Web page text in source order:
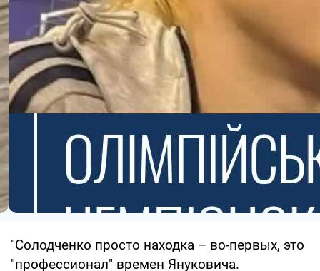
"Солодченко просто находка – во-первых, это
"профессионал" времен Януковича.